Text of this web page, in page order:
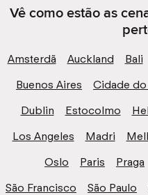
Vê como estão as
Amsterdã Auckland Bali
Buenos Aires
Cidade
Dublin
Estocolmo
Los Angeles
Madri
Oslo
Paris Praga
São Francisco
São Paulo